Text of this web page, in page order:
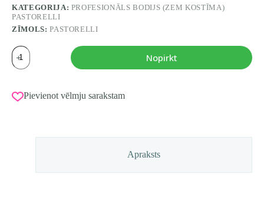
KATEGORIJA: PROFESIONĀLS BODIJS (ZEM KOSTĪMA)
PASTORELLI
ZĪMOLS:PASTORELLI
PASTORELLI
Profesionāls
bodijs
kostīma)
izm.
daudzums
Nopirkt
Pievienot vēlmju sarakstam
Apraksts